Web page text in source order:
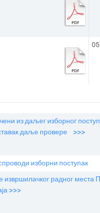
из даљег изборног
даље провере >>>
изборни поступак
радног места
>>>